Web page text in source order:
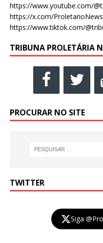
https://www.youtube.com/
https://x.com/
https://www.tiktok.com/
TRIBUNA PROLETÁRIA
PROCURAR NO SITE
TWITTER
Siga